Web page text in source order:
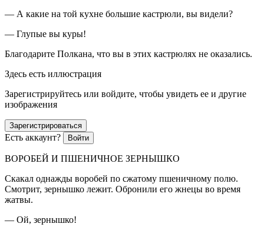
— А какие на той кухне большие кастрюли, вы видели?
— Глупые вы куры!
Благодарите Полкана, что вы в этих кастрюлях не оказались.
Здесь есть иллюстрация
Зарегистрируйтесь или войдите, чтобы увидеть ее и другие
изображения
Зарегистрироваться
Есть аккаунт? Войти
ВОРОБЕЙ И ПШЕНИЧНОЕ ЗЕРНЫШКО
Скакал однажды воробей по сжатому пшеничному полю.
Смотрит, зернышко лежит. Обронили его жнецы во время
жатвы.
— Ой, зернышко!